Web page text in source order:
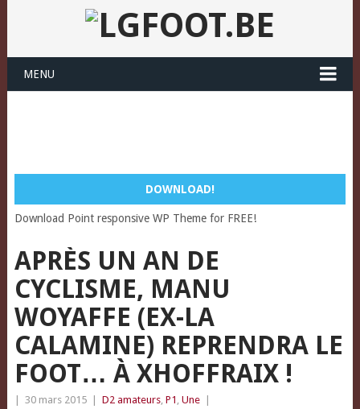
MENU
DOWNLOAD!
Download Point responsive WP Theme for FREE!
APRÈS UN AN DE
CYCLISME, MANU
WOYAFFE (EX-LA
CALAMINE) REPRENDRA LE
FOOT… À XHOFFRAIX !
30 mars 2015 D2 amateurs, P1 , Une